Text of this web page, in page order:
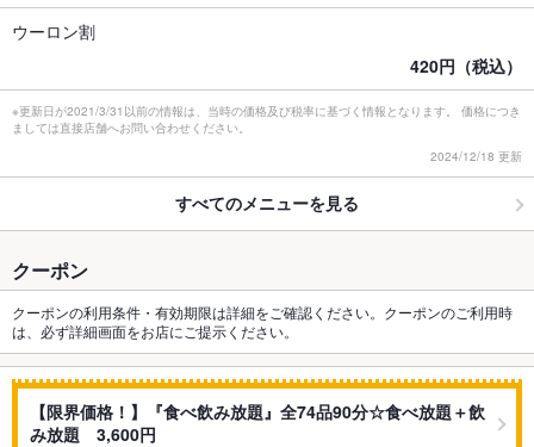
ウーロン割
420円（税込）
※更新日が2021/3/31以前の情報は、当時の価格及び税率に基づく情報となります。 価格につき
ましては直接店舗へお問い合わせください。
2024/12/18 更新
すべてのメニューを見る
クーポン
クーポンの利用条件・有効期限は詳細をご確認ください。クーポンのご利用時
は、必ず詳細画面をお店にご提示ください。
【限界価格！】『食べ飲み放題』全74品90分☆食べ放題＋飲
み放題 3,600円